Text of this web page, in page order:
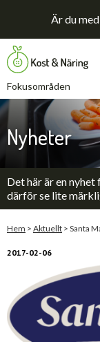
Är du
Fokusområden
Om oss
Aktuellt
Bli medlem
Kontakt
För studenter
Nyheter
Det här är en
därför se lite
Hem > Aktuellt > Santa
2017-02-06